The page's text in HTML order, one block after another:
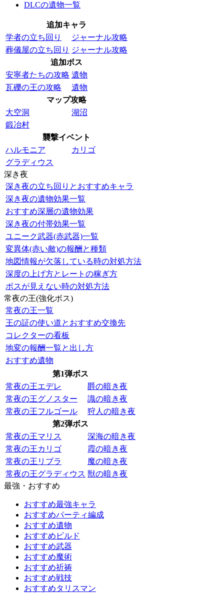
DLCの遺物一覧
追加キャラ
学者の立ち回り
ジャーナル攻略
葬儀屋の立ち回り ジャーナル攻略
追加ボス
安寧者たちの攻略 遺物
瓦礫の王の攻略
遺物
マップ攻略
大空洞
湖沼
鍛冶村
襲撃イベント
ハルモニア
カリゴ
グラディウス
深き夜
深き夜の立ち回りとおすすめキャラ
深き夜の遺物効果一覧
おすすめ深層の遺物効果
深き夜の付帯効果一覧
ユニーク武器(赤武器)一覧
変異体(赤い敵)の報酬と種類
地図情報が欠落している時の対処方法
深度の上げ方とレートの稼ぎ方
ボスが見えない時の対処方法
常夜の王(強化ボス)
常夜の王一覧
王の証の使い道とおすすめ交換先
コレクターの看板
地変の報酬一覧と出し方
おすすめ遺物
第1弾ボス
常夜の王エデレ
爵の暗き夜
常夜の王グノスター
識の暗き夜
常夜の王フルゴール
狩人の暗き夜
第2弾ボス
常夜の王マリス
深海の暗き夜
常夜の王カリゴ
霞の暗き夜
常夜の王リブラ
魔の暗き夜
常夜の王グラディウス 獣の暗き夜
最強・おすすめ
おすすめ最強キャラ
おすすめパーティ編成
おすすめ遺物
おすすめビルド
おすすめ武器
おすすめ魔術
おすすめ祈祷
おすすめ戦技
おすすめタリスマン